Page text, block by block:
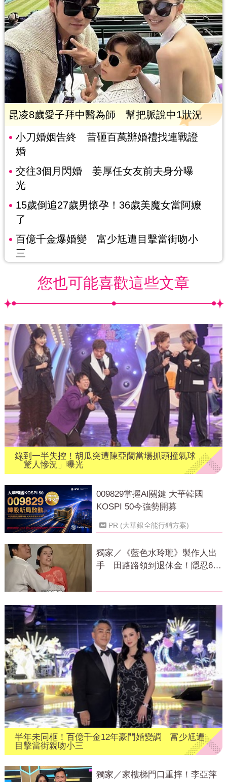
昆凌8歲愛子拜中醫為師 幫把脈說中1狀況
小刀婚姻告終 昔砸百萬辦婚禮找連戰證
婚
交往3個月閃婚 姜厚任女友前夫身分曝
光
15歲倒追27歲男懷孕！36歲美魔女當阿嬤
了
百億千金爆婚變 富少尪遭目擊當街吻小
三
您也可能喜歡這些文章
錄到一半失控！胡瓜突遭陳亞蘭當場抓頭撞氣球
「驚人慘況」曝光
009829掌握AI關鍵 大華韓國
KOSPI 50今強勢開募
PR (大華銀全能行銷方案)
獨家／《藍色水玲瓏》製作人出
手 田路路領到退休金！隱忍6年
半年未同框！百億千金12年豪門婚變調 富少尪遭
目擊當街親吻小三
獨家／家樓梯門口重摔！李亞萍